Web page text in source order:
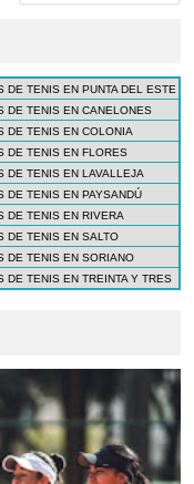
DE TENIS EN PUNTA DEL ESTE
DE TENIS EN CANELONES
DE TENIS EN COLONIA
DE TENIS EN FLORES
DE TENIS EN LAVALLEJA
DE TENIS EN PAYSANDÚ
DE TENIS EN RIVERA
DE TENIS EN SALTO
DE TENIS EN SORIANO
DE TENIS EN TREINTA Y TRES